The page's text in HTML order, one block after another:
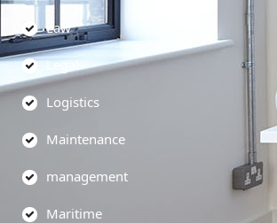
Law
Legal
Logistics
Maintenance
management
Maritime